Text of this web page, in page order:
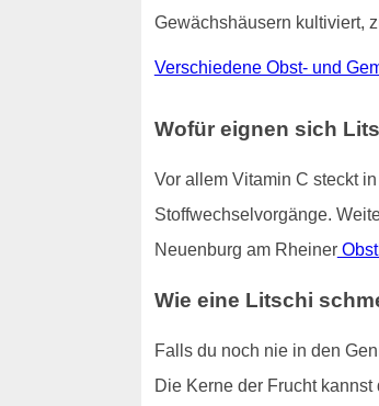
Gewächshäusern kultiviert,
Verschiedene Obst- und
Wofür eignen sich
Vor allem Vitamin C steckt
Stoffwechselvorgänge.
Neuenburg am Rheiner
Wie eine Litschi
Falls du noch nie in den
Die Kerne der Frucht